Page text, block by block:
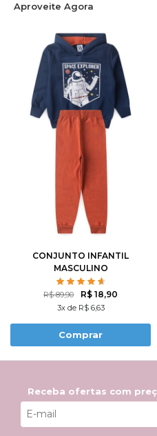
Aproveite Agora
CONJUNTO INFANTIL
MASCULINO
EXPLORADOR ESPACIAL
R$ 89,90 R$ 18,90
3x de R$ 6,63
Comprar
Receba ofertas com